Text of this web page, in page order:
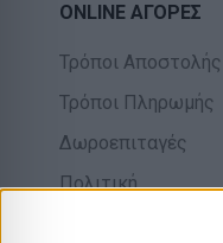
ONLINE ΑΓΟΡΕΣ
Τρόποι Αποστολής
Τρόποι Πληρωμής
Δωροεπιταγές
Πολιτική